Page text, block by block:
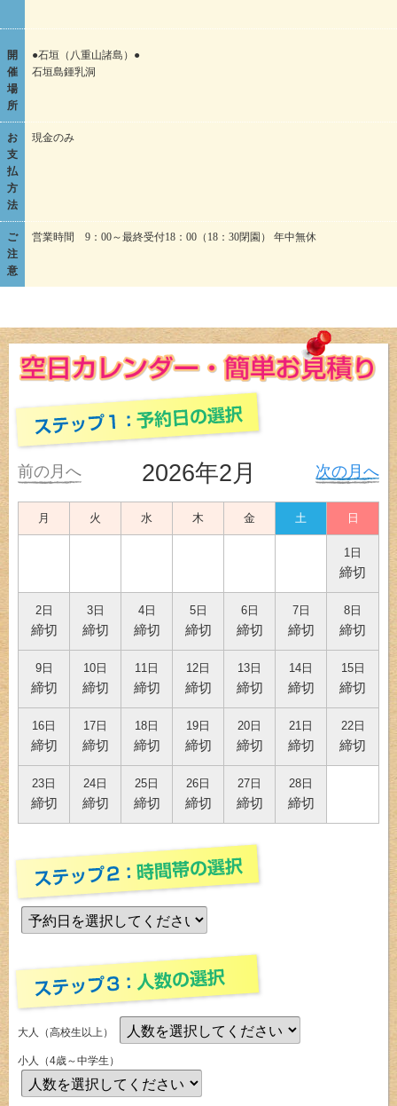
開
催
場
所
●石垣（八重山諸島）●
石垣島鍾乳洞
お
支
払
方
法
現金のみ
ご
注
意
営業時間 9：00～最終受付18：00（18：30閉園） 年中無休
前の月へ 次の月へ
2026年2月
月 火 水 木 金 土 日
1日
締切
2日
締切
3日
締切
4日
締切
5日
締切
6日
締切
7日
締切
8日
締切
9日
締切
10日
締切
11日
締切
12日
締切
13日
締切
14日
締切
15日
締切
16日
締切
17日
締切
18日
締切
19日
締切
20日
締切
21日
締切
22日
締切
23日
締切
24日
締切
25日
締切
26日
締切
27日
締切
28日
締切
大人（高校生以上）
小人（4歳～中学生）